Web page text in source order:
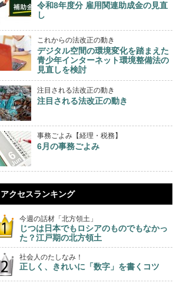
令和8年度分 雇用関連助成金の見直
し
これからの法改正の動き
デジタル空間の環境変化を踏まえた
青少年インターネット環境整備法の
見直しを検討
注目される法改正の動き
注目される法改正の動き
事務ごよみ【経理・税務】
6月の事務ごよみ
アクセスランキング
今週の話材「北方領土」
じつは日本でもロシアのものでもなかっ
た？江戸期の北方領土
社会人のたしなみ！
正しく、きれいに「数字」を書くコツ